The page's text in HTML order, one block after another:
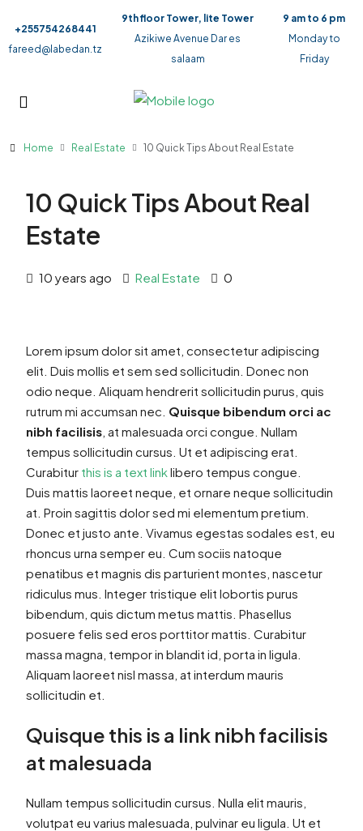
+255754268441
fareed@labedan.tz
9th floor Tower, lite Tower
Azikiwe Avenue Dar es
salaam
9 am to 6 pm
Monday to
Friday
Home Real Estate 10 Quick Tips About Real Estate
10 Quick Tips About Real
Estate
10 years ago Real Estate 0
Lorem ipsum dolor sit amet, consectetur adipiscing
elit. Duis mollis et sem sed sollicitudin. Donec non
odio neque. Aliquam hendrerit sollicitudin purus, quis
rutrum mi accumsan nec. Quisque bibendum orci ac
nibh facilisis , at malesuada orci congue. Nullam
tempus sollicitudin cursus. Ut et adipiscing erat.
Curabitur this is a text linklibero tempus congue.
Duis mattis laoreet neque, et ornare neque sollicitudin
at. Proin sagittis dolor sed mi elementum pretium.
Donec et justo ante. Vivamus egestas sodales est, eu
rhoncus urna semper eu. Cum sociis natoque
penatibus et magnis dis parturient montes, nascetur
ridiculus mus. Integer tristique elit lobortis purus
bibendum, quis dictum metus mattis. Phasellus
posuere felis sed eros porttitor mattis. Curabitur
massa magna, tempor in blandit id, porta in ligula.
Aliquam laoreet nisl massa, at interdum mauris
sollicitudin et.
Quisque this is a link nibh facilisis
at malesuada
Nullam tempus sollicitudin cursus. Nulla elit mauris,
volutpat eu varius malesuada, pulvinar eu ligula. Ut et